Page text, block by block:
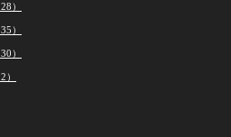
）
）
）
）